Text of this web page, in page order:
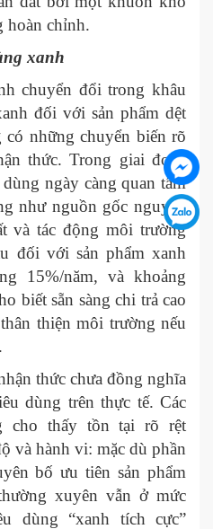
hoàn chỉnh.
xanh
chuyển đổi trong khâu
đối với sản phẩm dệt
những chuyển biến rõ
thức. Trong giai đoạn
ngày càng quan tâm
như nguồn gốc nguyên
và tác động môi trường
đối với sản phẩm xanh
15%/năm, và khoảng
biết sẵn sàng chi trả cao
thiện môi trường nếu
thức chưa đồng nghĩa
dùng trên thực tế. Các
cho thấy tồn tại rõ rệt
và hành vi: mặc dù phần
bố ưu tiên sản phẩm
xuyên vẫn ở mức
dùng “xanh tích cực”